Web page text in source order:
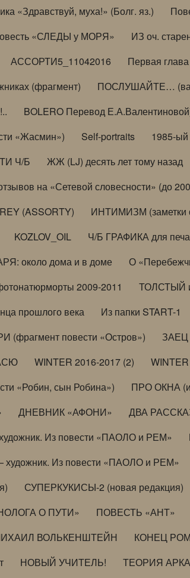
«Здравствуй, муха!» (Болг. яз.)
«СЛЕДЫ у МОРЯ» ИЗ оч.
АССОРТИ5_11042016
Первая
(фрагмент) ПОСЛУШАЙТЕ…
BOLERO Перевод
«Жасмин») Self-portraits 1985-ый
Ч/Б ЖЖ (LJ) десять лет тому назад
на «Сетевой словесности» (до
(ASSORTY) ИНТИМИЗМ (заметки
KOZLOV_OIL Ч/Б ГРАФИКА для
около дома и в доме О
2009-2011
ТОЛСТЫЙ
прошлого века Из папки START-1
(фрагмент повести «Остров»)
ЗАЕЦ
WINTER 2016-2017 (2)
«Робин, сын Робина»)
ПРО ОКНА
ДНЕВНИК «АФОНИ» ДВА
Из повести «ПАОЛО и РЕМ»
Из повести «ПАОЛО и РЕМ»
СУПЕРКУКИСЫ-2 (новая редакция)
О ПУТИ» ПОВЕСТЬ «АНТ»
ВОЛЬКЕНШТЕЙН КОНЕЦ
НОВЫЙ УЧИТЕЛЬ! ТЕОРИЯ